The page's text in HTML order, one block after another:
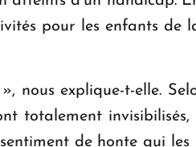
pour les enfants de
nous explique-t-elle.
totalement
de honte qui